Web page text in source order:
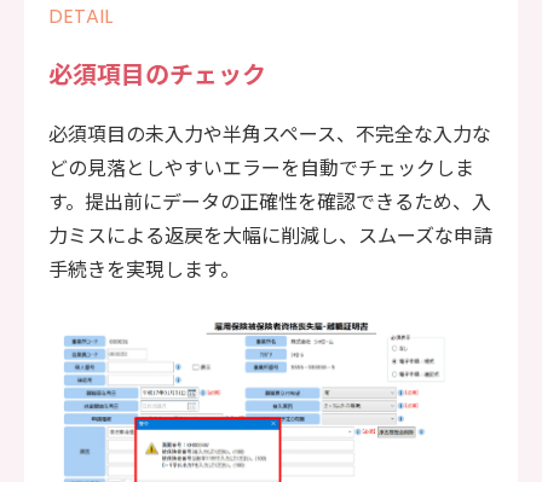
DETAIL
必須項目のチェック
必須項目の未入力や半角スペース、不完全な入力な
どの見落としやすいエラーを自動でチェックしま
す。提出前にデータの正確性を確認できるため、入
力ミスによる返戻を大幅に削減し、スムーズな申請
手続きを実現します。